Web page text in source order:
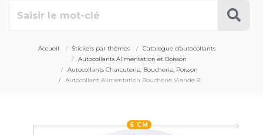
Accueil Stickers par thèmes
Catalogue d'autocollants
Autocollants Alimentation et Boisson
Autocollants Charcuterie, Boucherie, Poisson
Autocollant Alimentation Boucherie Viande 8
6 CM